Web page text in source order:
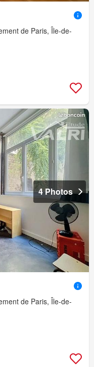
de Paris, Île-de-
4 Photos
de Paris, Île-de-